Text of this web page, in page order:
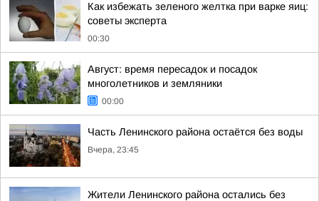
Как избежать зеленого желтка при варке яиц:
советы эксперта
00:30
Август: время пересадок и посадок
многолетников и земляники
00:00
Часть Ленинского района остаётся без воды
Вчера, 23:45
Жители Ленинского района остались без